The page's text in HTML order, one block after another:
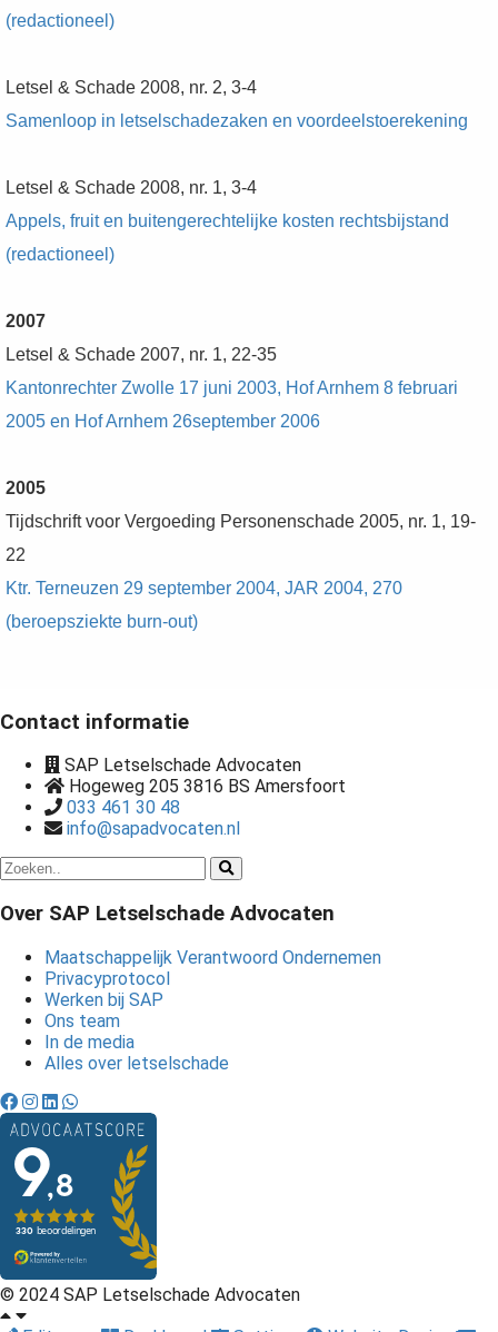
(redactioneel)
Letsel & Schade 2008, nr. 2, 3-4
Samenloop in letselschadezaken en voordeelstoerekening
Letsel & Schade 2008, nr. 1, 3-4
Appels, fruit en buitengerechtelijke kosten rechtsbijstand
(redactioneel)
2007
Letsel & Schade 2007, nr. 1, 22-35
Kantonrechter Zwolle 17 juni 2003, Hof Arnhem 8 februari
2005 en Hof Arnhem 26september 2006
2005
Tijdschrift voor Vergoeding Personenschade 2005, nr. 1, 19-
22
Ktr. Terneuzen 29 september 2004, JAR 2004, 270
(beroepsziekte burn-out)
Contact informatie
SAP Letselschade Advocaten
Hogeweg 205 3816 BS Amersfoort
033 461 30 48
info@sapadvocaten.nl
Over SAP Letselschade Advocaten
Maatschappelijk Verantwoord Ondernemen
Privacyprotocol
Werken bij SAP
Ons team
In de media
Alles over letselschade
© 2024 SAP Letselschade Advocaten